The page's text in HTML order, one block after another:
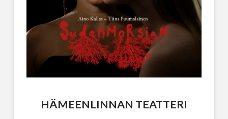
HÄMEENLINNAN TEATTERI